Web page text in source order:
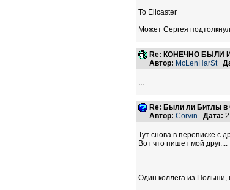
To Elicaster
Может Сергея
Re: КОНЕЧНО БЫЛИ
Автор: McLenHarSt
...
Re: Были ли Битлы
Автор: Corvin Дата:
Тут снова в переписке с
Вот что пишет мой друг....
---------------
Один коллега из Польши,